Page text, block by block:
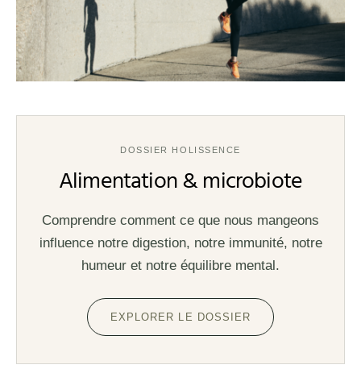
DOSSIER HOLISSENCE
Alimentation & microbiote
Comprendre comment ce que nous mangeons
influence notre digestion, notre immunité, notre
humeur et notre équilibre mental.
EXPLORER LE DOSSIER